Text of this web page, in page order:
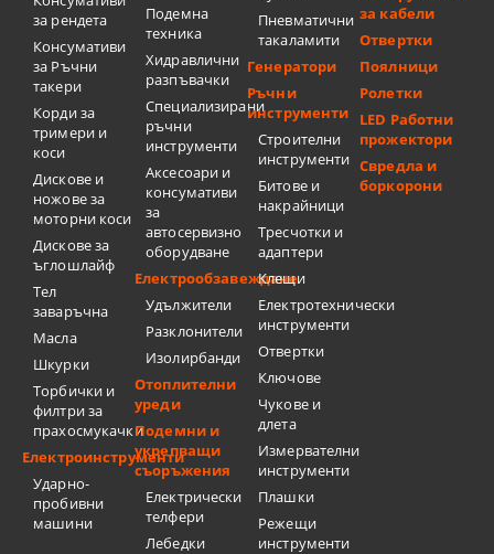
за рендета
Консумативи
за Ръчни
такери
Корди за
тримери и
коси
Дискове и
ножове за
моторни коси
Дискове за
ъглошлайф
Тел
заваръчна
Масла
Шкурки
Торбички и
филтри за
прахосмукачки
Електроинструменти
Ударно-
пробивни
машини
Подемна
техника
Хидравлични
разпъвачки
Специализирани
ръчни
инструменти
Аксесоари и
консумативи
за
автосервизно
оборудване
Електрообзавеждане
Удължители
Разклонители
Изолирбанди
Отоплителни
уреди
Подемни и
укрепващи
съоръжения
Електрически
телфери
Лебедки
Пневматични
такаламити
Генератори
Ръчни
инструменти
Строителни
инструменти
Битове и
накрайници
Тресчотки и
адаптери
Клещи
Електротехнически
инструменти
Отвертки
Ключове
Чукове и
длета
Измервателни
инструменти
Плашки
Режещи
инструменти
за кабели
Отвертки
Поялници
Ролетки
LED Работни
прожектори
Свредла и
боркорони